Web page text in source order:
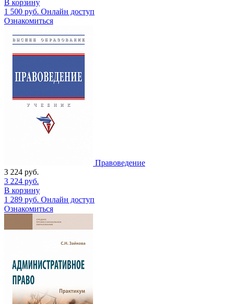
В корзину
1 500 руб. Онлайн доступ
Ознакомиться
Правоведение
3 224 руб.
3 224 руб.
В корзину
1 289 руб. Онлайн доступ
Ознакомиться